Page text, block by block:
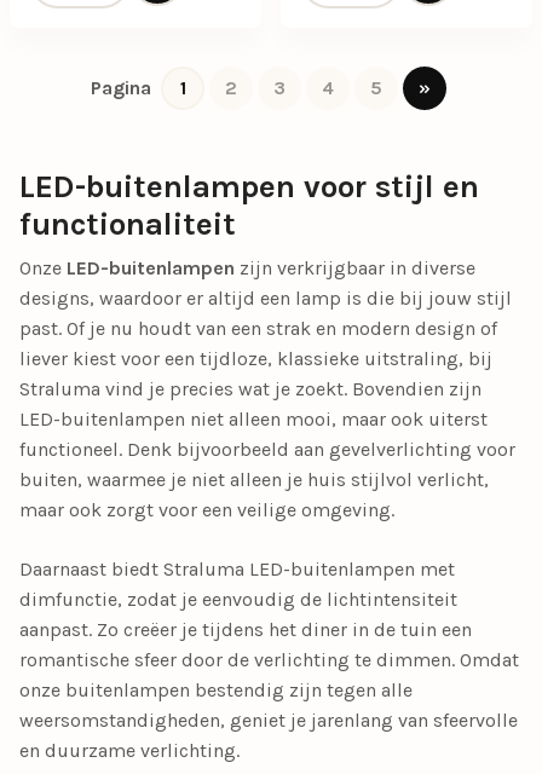
Pagina 1 2 3 4 5 »
LED-buitenlampen voor stijl en
functionaliteit
Onze LED-buitenlampen zijn verkrijgbaar in diverse
designs, waardoor er altijd een lamp is die bij jouw stijl
past. Of je nu houdt van een strak en modern design of
liever kiest voor een tijdloze, klassieke uitstraling, bij
Straluma vind je precies wat je zoekt. Bovendien zijn
LED-buitenlampen niet alleen mooi, maar ook uiterst
functioneel. Denk bijvoorbeeld aan gevelverlichting voor
buiten, waarmee je niet alleen je huis stijlvol verlicht,
maar ook zorgt voor een veilige omgeving.
Daarnaast biedt Straluma LED-buitenlampen met
dimfunctie, zodat je eenvoudig de lichtintensiteit
aanpast. Zo creëer je tijdens het diner in de tuin een
romantische sfeer door de verlichting te dimmen. Omdat
onze buitenlampen bestendig zijn tegen alle
weersomstandigheden, geniet je jarenlang van sfeervolle
en duurzame verlichting.